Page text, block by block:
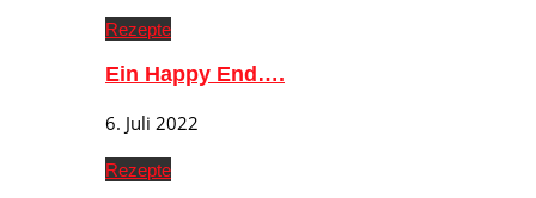
Rezepte
Ein Happy End….
6. Juli 2022
Rezepte